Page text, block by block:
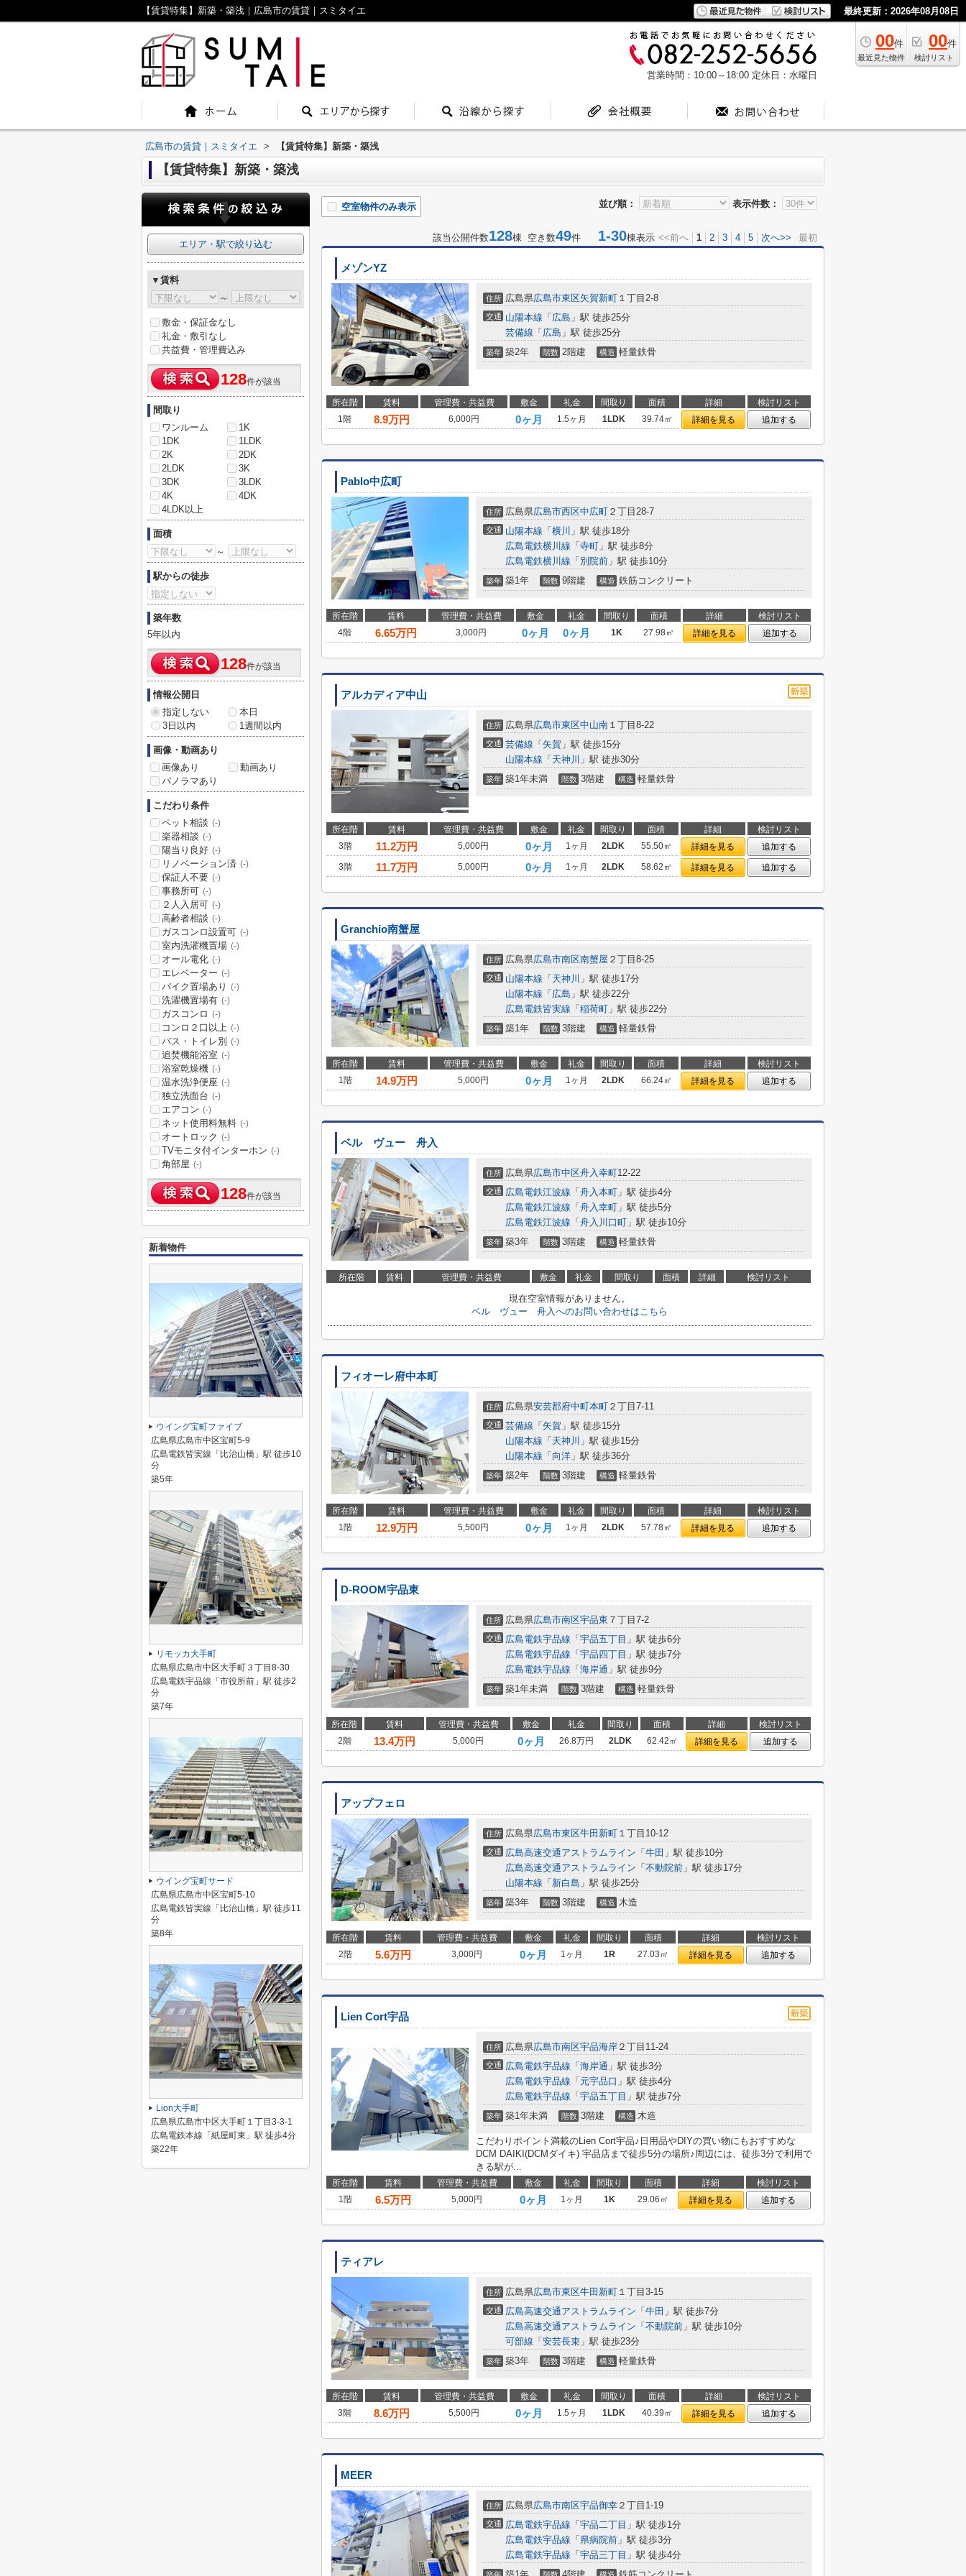
【賃貸特集】新築・築浅｜広島市の賃貸｜スミタイエ 最終更新：2026年08月08日
00件
最近見た物件
00件
検討リスト
営業時間：10:00～18:00 定休日：水曜日
広島市の賃貸｜スミタイエ > 【賃貸特集】新築・築浅
【賃貸特集】新築・築浅
並び順： 表示件数：
空室物件のみ表示
該当公開件数128棟 空き数49件 1-30棟表示 <<前へ 1 2 3 4 5 次へ>> 最初
メゾンYZ
住所 広島県広島市東区矢賀新町 １丁目2-8
交通 山陽本線 「 広島 」駅 徒歩25分
芸備線 「 広島 」駅 徒歩25分
築年 築2年 階数 2階建 構造 軽量鉄骨
所在階 賃料 管理費・共益費 敷金 礼金 間取り 面積 詳細
検討リスト
1階
8.9万円 6,000円 0ヶ月 1.5ヶ月 1LDK 39.74㎡ 詳細を見る 追加する
Pablo中広町
住所 広島県広島市西区中広町 ２丁目28-7
交通 山陽本線 「 横川 」駅 徒歩18分
広島電鉄横川線 「 寺町 」駅 徒歩8分
広島電鉄横川線 「 別院前 」駅 徒歩10分
築年 築1年 階数 9階建 構造 鉄筋コンクリート
所在階 賃料 管理費・共益費 敷金 礼金 間取り 面積 詳細
検討リスト
4階
6.65万円 3,000円 0ヶ月 0ヶ月 1K 27.98㎡ 詳細を見る 追加する
アルカディア中山
住所 広島県広島市東区中山南 １丁目8-22
交通 芸備線 「 矢賀 」駅 徒歩15分
山陽本線 「 天神川 」駅 徒歩30分
築年 築1年未満 階数 3階建 構造 軽量鉄骨
所在階 賃料 管理費・共益費 敷金 礼金 間取り 面積 詳細
検討リスト
3階
11.2万円 5,000円 0ヶ月 1ヶ月 2LDK 55.50㎡ 詳細を見る
追加する
3階
11.7万円 5,000円 0ヶ月 1ヶ月 2LDK 58.62㎡ 詳細を見る 追加する
Granchio南蟹屋
住所 広島県広島市南区南蟹屋 ２丁目8-25
交通 山陽本線 「 天神川 」駅 徒歩17分
山陽本線 「 広島 」駅 徒歩22分
広島電鉄皆実線 「 稲荷町 」駅 徒歩22分
築年 築1年 階数 3階建 構造 軽量鉄骨
所在階 賃料 管理費・共益費 敷金 礼金 間取り 面積 詳細
検討リスト
1階
14.9万円 5,000円 0ヶ月 1ヶ月 2LDK 66.24㎡ 詳細を見る 追加する
ベル ヴュー 舟入
住所 広島県広島市中区舟入幸町12-22
交通 広島電鉄江波線 「 舟入本町 」駅 徒歩4分
広島電鉄江波線 「 舟入幸町 」駅 徒歩5分
広島電鉄江波線 「 舟入川口町 」駅 徒歩10分
築年 築3年 階数 3階建 構造 軽量鉄骨
所在階 賃料 管理費・共益費 敷金 礼金 間取り 面積 詳細 検討リスト
現在空室情報がありません。
ベル ヴュー 舟入へのお問い合わせはこちら
フィオーレ府中本町
住所 広島県安芸郡府中町本町 ２丁目7-11
交通 芸備線 「 矢賀 」駅 徒歩15分
山陽本線 「 天神川 」駅 徒歩15分
山陽本線 「 向洋 」駅 徒歩36分
築年 築2年 階数 3階建 構造 軽量鉄骨
所在階 賃料 管理費・共益費 敷金 礼金 間取り 面積 詳細
検討リスト
1階
12.9万円 5,500円 0ヶ月 1ヶ月 2LDK 57.78㎡ 詳細を見る 追加する
D-ROOM宇品東
住所 広島県広島市南区宇品東 ７丁目7-2
交通 広島電鉄宇品線 「 宇品五丁目 」駅 徒歩6分
広島電鉄宇品線 「 宇品四丁目 」駅 徒歩7分
広島電鉄宇品線 「 海岸通 」駅 徒歩9分
築年 築1年未満 階数 3階建 構造 軽量鉄骨
所在階 賃料 管理費・共益費 敷金 礼金 間取り 面積 詳細
検討リスト
2階
13.4万円 5,000円 0ヶ月 26.8万円 2LDK 62.42㎡ 詳細を見る 追加する
アップフェロ
住所 広島県広島市東区牛田新町 １丁目10-12
交通 広島高速交通アストラムライン 「 牛田 」駅 徒歩10分
広島高速交通アストラムライン 「 不動院前 」駅 徒歩17分
山陽本線 「 新白島 」駅 徒歩25分
築年 築3年 階数 3階建 構造 木造
所在階 賃料 管理費・共益費 敷金 礼金 間取り 面積 詳細
検討リスト
2階
5.6万円 3,000円 0ヶ月 1ヶ月 1R 27.03㎡ 詳細を見る 追加する
Lien Cort宇品
住所 広島県広島市南区宇品海岸 ２丁目11-24
交通 広島電鉄宇品線 「 海岸通 」駅 徒歩3分
広島電鉄宇品線 「 元宇品口 」駅 徒歩4分
広島電鉄宇品線 「 宇品五丁目 」駅 徒歩7分
築年 築1年未満 階数 3階建 構造 木造
こだわりポイント満載のLien Cort宇品♪日用品やDIYの買い物にもおすすめな
DCM DAIKI(DCMダイキ) 宇品店まで徒歩5分の場所♪周辺には、徒歩3分で利用で
きる駅が...
所在階 賃料 管理費・共益費 敷金 礼金 間取り 面積 詳細
検討リスト
1階
6.5万円 5,000円 0ヶ月 1ヶ月 1K 29.06㎡ 詳細を見る 追加する
ティアレ
住所 広島県広島市東区牛田新町 １丁目3-15
交通 広島高速交通アストラムライン 「 牛田 」駅 徒歩7分
広島高速交通アストラムライン 「 不動院前 」駅 徒歩10分
可部線 「 安芸長束 」駅 徒歩23分
築年 築3年 階数 3階建 構造 軽量鉄骨
所在階 賃料 管理費・共益費 敷金 礼金 間取り 面積 詳細
検討リスト
3階
8.6万円 5,500円 0ヶ月 1.5ヶ月 1LDK 40.39㎡ 詳細を見る 追加する
MEER
住所 広島県広島市南区宇品御幸 ２丁目1-19
交通 広島電鉄宇品線 「 宇品二丁目 」駅 徒歩1分
広島電鉄宇品線 「 県病院前 」駅 徒歩3分
広島電鉄宇品線 「 宇品三丁目 」駅 徒歩4分
エリア・駅で絞り込む
▼賃料
～
敷金・保証金なし
礼金・敷引なし
共益費・管理費込み
128件が該当
間取り
ワンルーム
1K
1DK
1LDK
2K
2DK
2LDK
3K
3DK
3LDK
4K
4DK
4LDK以上
面積
～
駅からの徒歩
築年数
5年以内
128件が該当
情報公開日
指定しない
本日
3日以内
1週間以内
画像・動画あり
画像あり
動画あり
パノラマあり
こだわり条件
ペット相談 (-)
楽器相談 (-)
陽当り良好 (-)
リノベーション済 (-)
保証人不要 (-)
事務所可 (-)
２人入居可 (-)
高齢者相談 (-)
ガスコンロ設置可 (-)
室内洗濯機置場 (-)
オール電化 (-)
エレベーター (-)
バイク置場あり (-)
洗濯機置場有 (-)
ガスコンロ (-)
コンロ２口以上 (-)
バス・トイレ別 (-)
追焚機能浴室 (-)
浴室乾燥機 (-)
温水洗浄便座 (-)
独立洗面台 (-)
エアコン (-)
ネット使用料無料 (-)
オートロック (-)
TVモニタ付インターホン (-)
角部屋 (-)
128件が該当
新着物件
ウイング宝町ファイブ
広島県広島市中区宝町5-9
広島電鉄皆実線「比治山橋」駅 徒歩10
分
築5年
リモッカ大手町
広島県広島市中区大手町３丁目8-30
広島電鉄宇品線「市役所前」駅 徒歩2
分
築7年
ウイング宝町サード
広島県広島市中区宝町5-10
広島電鉄皆実線「比治山橋」駅 徒歩11
分
築8年
Lion大手町
広島県広島市中区大手町１丁目3-3-1
広島電鉄本線「紙屋町東」駅 徒歩4分
築22年